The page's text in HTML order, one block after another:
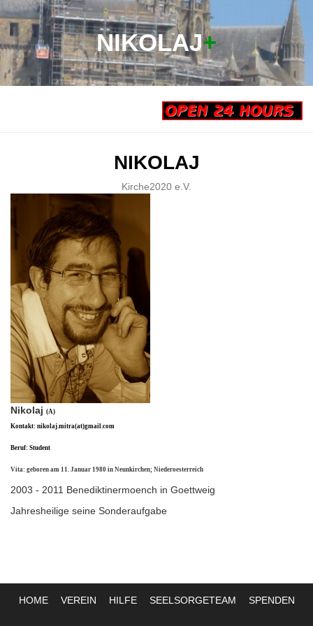
NIKOLAJ+
NIKOLAJ
Kirche2020 e.V.
Nikolaj (A)
Kontakt: nikolaj.mitra(at)gmail.com
Beruf: Student
Vita: geboren am 11. Januar 1980 in Neunkirchen; Niederoesterreich
2003 - 2011 Benediktinermoench in Goettweig
Jahresheilige seine Sonderaufgabe
HOME VEREIN HILFE SEELSORGETEAM SPENDEN